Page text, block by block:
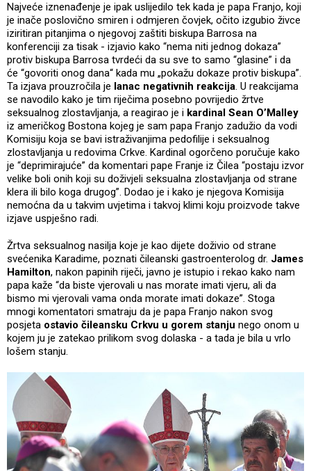
Najveće iznenađenje je ipak uslijedilo tek kada je papa Franjo, koji
je inače poslovično smiren i odmjeren čovjek, očito izgubio živce
iziritiran pitanjima o njegovoj zaštiti biskupa Barrosa na
konferenciji za tisak - izjavio kako “nema niti jednog dokaza”
protiv biskupa Barrosa tvrdeći da su sve to samo “glasine” i da
će “govoriti onog dana“ kada mu „pokažu dokaze protiv biskupa”.
Ta izjava prouzročila je lanac negativnih reakcija. U reakcijama
se navodilo kako je tim riječima posebno povrijedio žrtve
seksualnog zlostavljanja, a reagirao je i kardinal Sean O’Malley
iz američkog Bostona kojeg je sam papa Franjo zadužio da vodi
Komisiju koja se bavi istraživanjima pedofilije i seksualnog
zlostavljanja u redovima Crkve. Kardinal ogorčeno poručuje kako
je “deprimirajuće” da komentari pape Franje iz Čilea “postaju izvor
velike boli onih koji su doživjeli seksualna zlostavljanja od strane
klera ili bilo koga drugog”. Dodao je i kako je njegova Komisija
nemoćna da u takvim uvjetima i takvoj klimi koju proizvode takve
izjave uspješno radi.
Žrtva seksualnog nasilja koje je kao dijete doživio od strane
svećenika Karadime, poznati čileanski gastroenterolog dr. James
Hamilton, nakon papinih riječi, javno je istupio i rekao kako nam
papa kaže “da biste vjerovali u nas morate imati vjeru, ali da
bismo mi vjerovali vama onda morate imati dokaze”. Stoga
mnogi komentatori smatraju da je papa Franjo nakon svog
posjeta ostavio čileansku Crkvu u gorem stanju nego onom u
kojem ju je zatekao prilikom svog dolaska - a tada je bila u vrlo
lošem stanju.